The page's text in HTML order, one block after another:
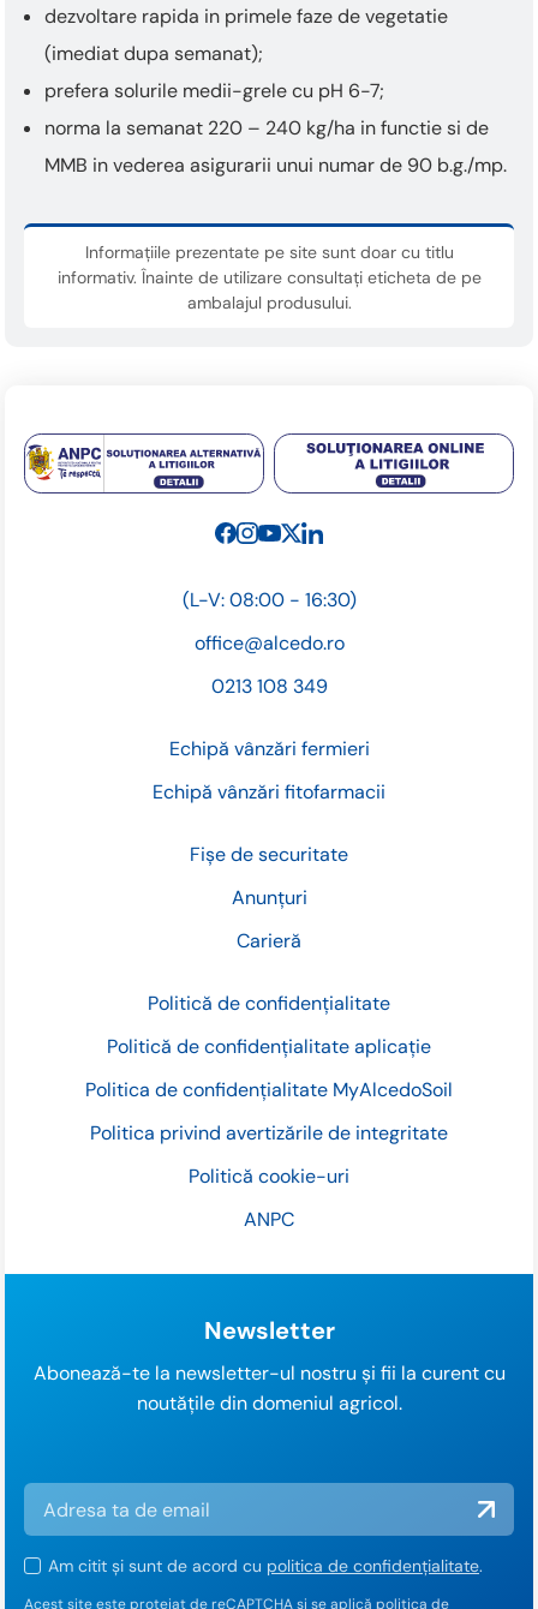
dezvoltare rapida in primele faze de vegetatie
(imediat dupa semanat);
prefera solurile medii-grele cu pH 6-7;
norma la semanat 220 – 240 kg/ha in functie si de
MMB in vederea asigurarii unui numar de 90 b.g./mp.
Informațiile prezentate pe site sunt doar cu titlu
informativ. Înainte de utilizare consultați eticheta de pe
ambalajul produsului.
Fișe de securitate
Anunțuri
Carieră
Politică de confidențialitate
Politică de confidențialitate aplicație
Politica de confidențialitate MyAlcedoSoil
Politica privind avertizările de integritate
Politică cookie-uri
ANPC
(L-V: 08:00 - 16:30)
office@alcedo.ro
0213 108 349
Echipă vânzări fermieri
Echipă vânzări fitofarmacii
Newsletter
Abonează-te la newsletter-ul nostru și fii la curent cu
noutățile din domeniul agricol.
Am citit și sunt de acord cu politica de confidențialitate.
Acest site este protejat de reCAPTCHA și se aplică politica de